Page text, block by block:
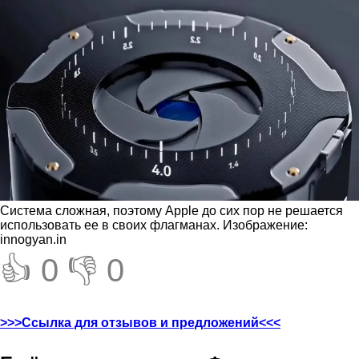
Система сложная, поэтому Apple до сих пор не решается
использовать ее в своих флагманах. Изображение:
innogyan.in
👍 0 👎 0
>>>Ссылка для отзывов и предложений<<<